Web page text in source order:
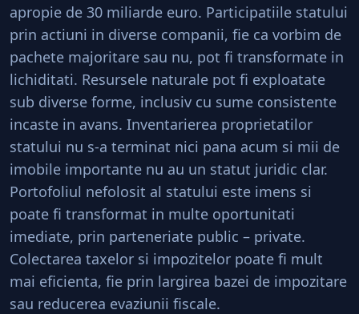
apropie de 30 miliarde euro. Participatiile statului
prin actiuni in diverse companii, fie ca vorbim de
pachete majoritare sau nu, pot fi transformate in
lichiditati. Resursele naturale pot fi exploatate
sub diverse forme, inclusiv cu sume consistente
incaste in avans. Inventarierea proprietatilor
statului nu s-a terminat nici pana acum si mii de
imobile importante nu au un statut juridic clar.
Portofoliul nefolosit al statului este imens si
poate fi transformat in multe oportunitati
imediate, prin parteneriate public – private.
Colectarea taxelor si impozitelor poate fi mult
mai eficienta, fie prin largirea bazei de impozitare
sau reducerea evaziunii fiscale.